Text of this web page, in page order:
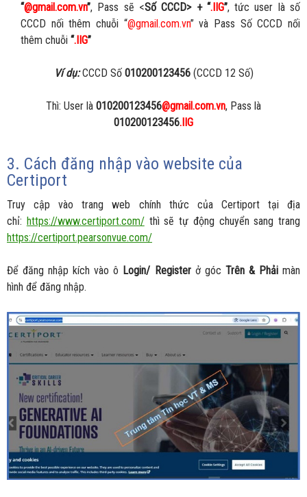
“@gmail.com.vn”, Pass sẽ <Số CCCD> + “.IIG”, tức user là số
CCCD nối thêm chuỗi “@gmail.com.vn” và Pass Số CCCD nối
thêm chuỗi “.IIG”
Ví dụ:CCCD Số 010200123456(CCCD 12 Số)
Thì: User là 010200123456@gmail.com.vn, Pass là
010200123456.IIG
3. Cách đăng nhập vào website của
Certiport
Truy cập vào trang web chính thức của Certiport tại địa
chỉ: https://www.certiport.com/thì sẽ tự động chuyển sang trang
https://certiport.pearsonvue.com/
Để đăng nhập kích vào ô Login/ Registerở góc Trên & Phảimàn
hình để đăng nhập.